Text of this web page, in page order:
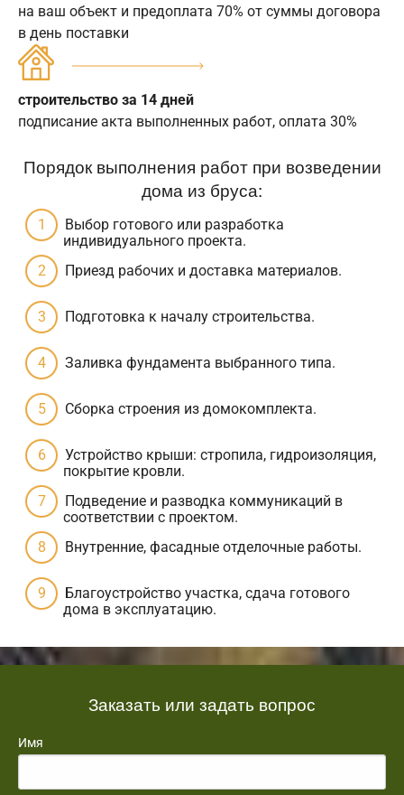
на ваш объект и предоплата 70% от суммы договора
в день поставки
строительство за 14 дней
подписание акта выполненных работ, оплата 30%
Порядок выполнения работ при возведении
дома из бруса:
Выбор готового или разработка
индивидуального проекта.
Приезд рабочих и доставка материалов.
Подготовка к началу строительства.
Заливка фундамента выбранного типа.
Сборка строения из домокомплекта.
Устройство крыши: стропила, гидроизоляция,
покрытие кровли.
Подведение и разводка коммуникаций в
соответствии с проектом.
Внутренние, фасадные отделочные работы.
Благоустройство участка, сдача готового
дома в эксплуатацию.
Заказать или задать вопрос
Имя